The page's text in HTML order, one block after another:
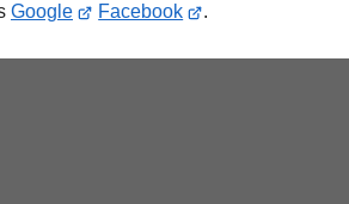
Google Facebook .